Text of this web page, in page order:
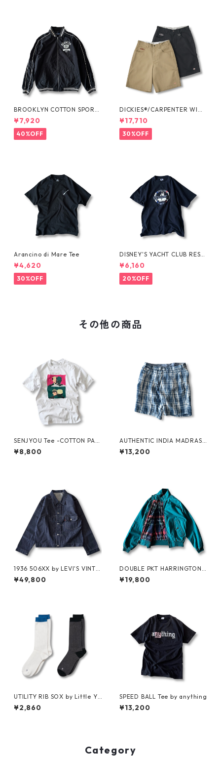
BROOKLYN COTTON SPORT
JKT by Polo Ralph Lauren
¥7,920
40%OFF
DICKIES®/CARPENTER WIDE
SHORTS -SEDAN ALL-PURPO
SE-
¥17,710
30%OFF
Arancino di Mare Tee
¥4,620
30%OFF
DISNEY'S YACHT CLUB RESO
RT Tee
¥6,160
20%OFF
その他の商品
SENJYOU Tee -COTTON PAN
-
¥8,800
AUTHENTIC INDIA MADRAS
SHORTS by Polo Ralph Laure
n
¥13,200
1936 506XX by LEVI'S VINTA
GE GLOTHING NO-WASH
¥49,800
DOUBLE PKT HARRINGTON J
KT by LANDS'END
¥19,800
UTILITY RIB SOX by Little Ya
rmouth
¥2,860
SPEED BALL Tee by anything
¥13,200
Category